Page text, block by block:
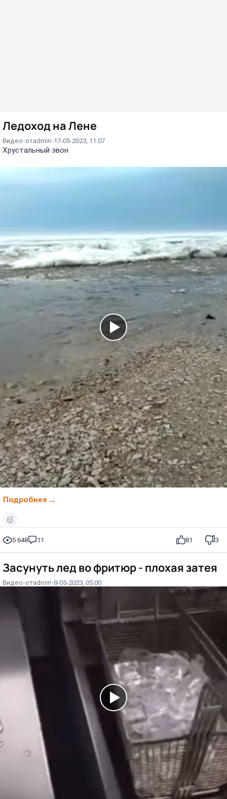
Ледоход на Лене⁠⁠
Видео отadmin 17-05-2023, 11:07
Хрустальный звон
Подробнее
5 648 11 81 3
Засунуть лед во фритюр - плохая затея
Видео отadmin 8-05-2023, 05:00